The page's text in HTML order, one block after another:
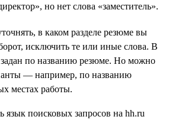
но нет слова «заместитель».
в каком разделе резюме вы
исключить те или иные слова. В
по названию резюме. Но можно
— например, по названию
местах работы.